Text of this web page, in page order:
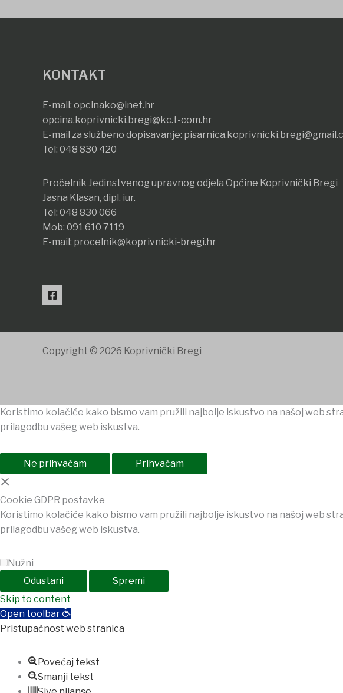
KONTAKT
E-mail: opcinako@inet.hr
opcina.koprivnicki.bregi@kc.t-com.hr
E-mail za službeno dopisavanje:
Tel: 048 830 420
Pročelnik Jedinstvenog upravnog odjela Općine Koprivnički Bregi
Jasna Klasan, dipl. iur.
Tel: 048 830 066
Mob: 091 610 7119
E-mail: procelnik@koprivnicki-bregi.hr
Copyright © 2026 Koprivnički Bregi
Koristimo kolačiće kako bismo vam pružili najbolje iskustvo na našoj web
prilagodbu vašeg web iskustva.
Ne prihvaćam Prihvaćam
×
Cookie GDPR postavke
Koristimo kolačiće kako bismo vam pružili najbolje iskustvo na našoj web
prilagodbu vašeg web iskustva.
Nužni
Odustani
Spremi
holiganbet
Skip to content
Open toolbar
Pristupačnost web stranica
Povećaj tekst
Smanji tekst